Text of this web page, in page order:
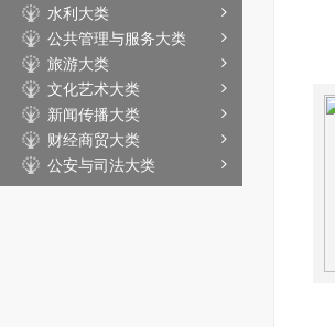
水利大类
公共管理与服务大类
旅游大类
文化艺术大类
新闻传播大类
财经商贸大类
公安与司法大类